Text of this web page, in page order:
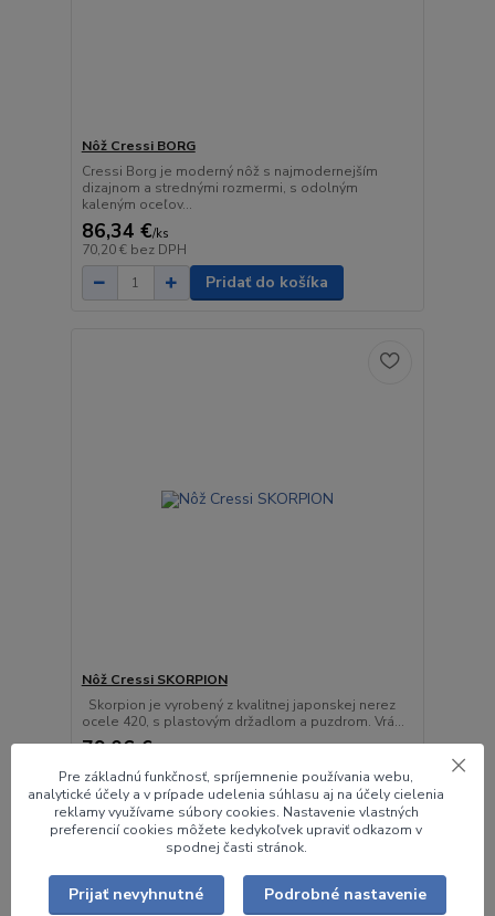
Nôž Cressi BORG
Cressi Borg je moderný nôž s najmodernejším
dizajnom a strednými rozmermi, s odolným
kaleným oceľov...
86,34 €/ks
70,20 € bez DPH
Pridať do košíka
Nôž Cressi SKORPION
Skorpion je vyrobený z kvalitnej japonskej nerez
ocele 420, s plastovým držadlom a puzdrom. Vrá...
79,06 €
bez DPH
Pridať do košíka
Pre základnú funkčnosť, spríjemnenie používania webu,
analytické účely a v prípade udelenia súhlasu aj na účely cielenia
reklamy využívame súbory cookies. Nastavenie vlastných
preferencií cookies môžete kedykoľvek upraviť odkazom v
spodnej časti stránok.
Prijať nevyhnutné Podrobné nastavenie